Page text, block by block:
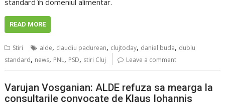
standard în domeniul alimentar.
READ MORE
Stiri alde, claudiu padurean, clujtoday, daniel buda, dublu
standard, news, PNL, PSD, stiri Cluj Leave a comment
Varujan Vosganian: ALDE refuza sa mearga la
consultarile convocate de Klaus Iohannis